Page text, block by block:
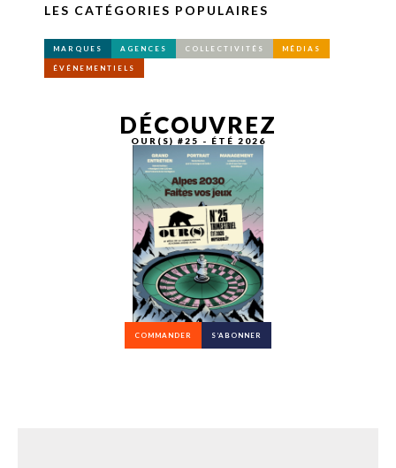
LES CATÉGORIES POPULAIRES
MARQUES AGENCES COLLECTIVITÉS MÉDIAS
ÉVÉNEMENTIELS
DÉCOUVREZ
OUR(S) #25 - ÉTÉ 2026
COMMANDER S’ABONNER